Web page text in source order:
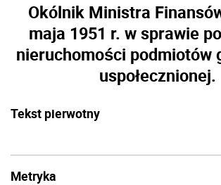
Okólnik Ministra
maja 1951 r. w sprawie
nieruchomości podmiotów
uspołecznionej.
Tekst pierwotny
Metryka